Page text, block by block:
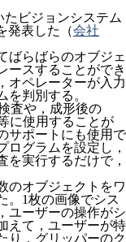
たビジョンシステム
発表した（会社
ばらばらのオブジェ
ースすることができ
オペレーターが入力
を判別する。
査や，成形後の
に使用することが
サポートにも使用で
ログラムを設定し，
を実行するだけで，
のオブジェクトをワ
。1枚の画像でシス
ユーザーの操作がシ
えて，ユーザーが特
り，グリッパーのク